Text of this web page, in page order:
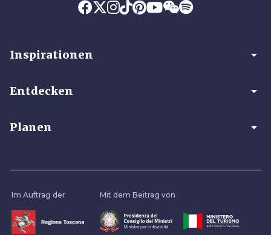
Inspirationen arrow_drop_down
Entdecken arrow_drop_down
Planen arrow_drop_down
Im Auftrag der Mit dem Beitrag von